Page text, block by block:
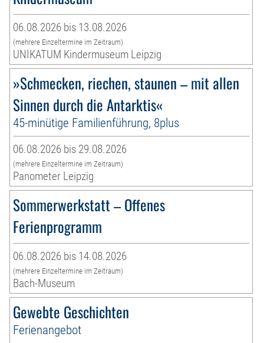
06.08.2026 bis 13.08.2026
(mehrere Einzeltermine im Zeitraum)
UNIKATUM Kindermuseum Leipzig
»Schmecken, riechen, staunen – mit allen
Sinnen durch die Antarktis«
45-minütige Familienführung, 8plus
06.08.2026 bis 29.08.2026
(mehrere Einzeltermine im Zeitraum)
Panometer Leipzig
Sommerwerkstatt – Offenes
Ferienprogramm
06.08.2026 bis 14.08.2026
(mehrere Einzeltermine im Zeitraum)
Bach-Museum
Gewebte Geschichten
Ferienangebot